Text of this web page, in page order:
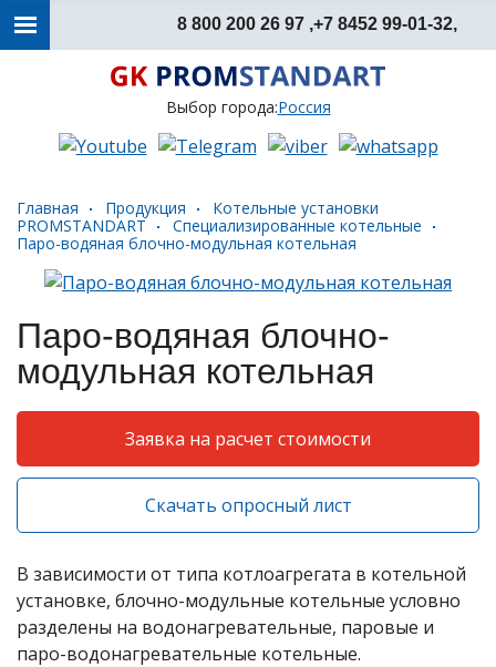
Главная Продукция
Котельные установки
PROMSTANDART
Специализированные котельные
Паро-водяная блочно-модульная котельная
Паро-водяная блочно-
модульная котельная
Заявка на расчет стоимости
Скачать опросный лист
В зависимости от типа котлоагрегата в котельной
установке, блочно-модульные котельные условно
разделены на водонагревательные, паровые и
паро-водонагревательные котельные.
Выбор города:Россия
8 800 200 26 97 ,+7 8452 99-01-32,